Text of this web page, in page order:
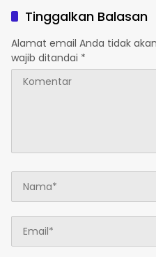
di Polsek Salawati
Tinggalkan Balasan
Alamat email Anda tidak
wajib ditandai *